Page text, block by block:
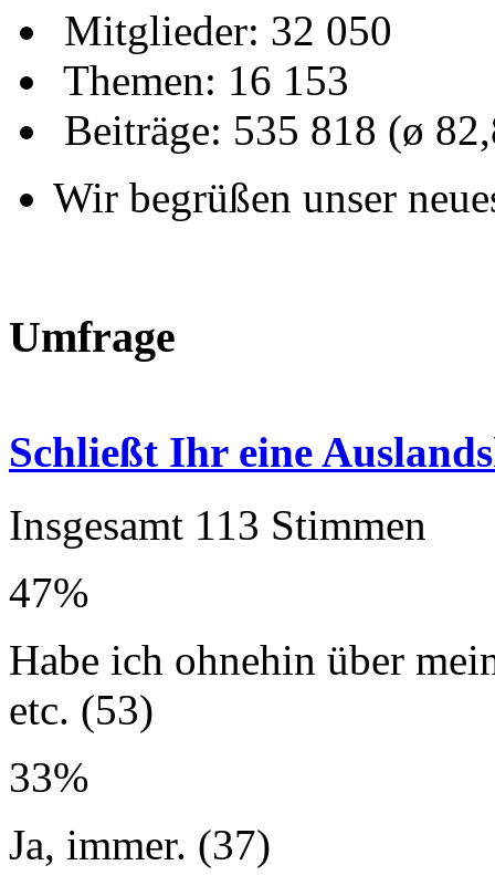
Mitglieder: 32 050
Themen: 16 153
Beiträge: 535 818 (ø
Wir begrüßen unser
Umfrage
Schließt Ihr eine
Insgesamt 113 Stimmen
47%
Habe ich ohnehin über
etc. (53)
33%
Ja, immer. (37)